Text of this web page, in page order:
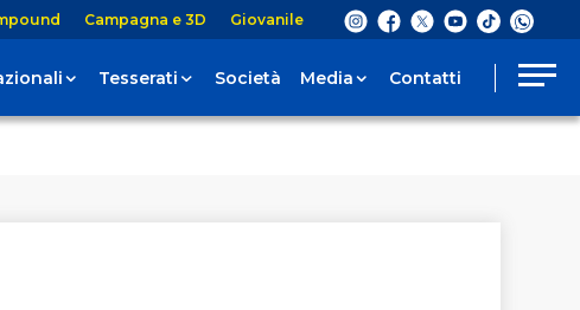
Campagna e 3D Giovanile
Tesserati Società Media Contatti